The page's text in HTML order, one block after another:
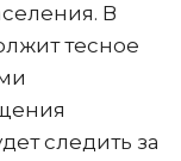
В
тесное
следить за